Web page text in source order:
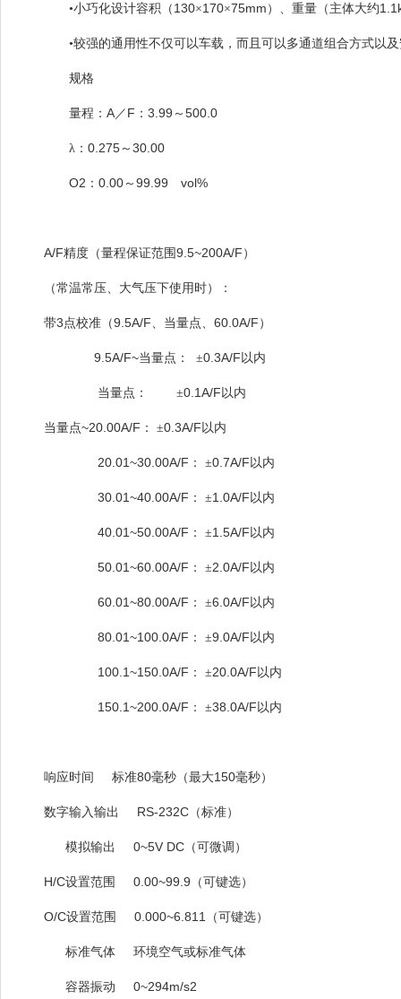
•小巧化设计容积（ 130×170×75mm ）、重量（主体大约
•较强的通用性不仅可以车载，而且可以多通道组合方式以及
规格
量程： A／ F ： 3.99 ～ 500.0
λ： 0.275 ～ 30.00
O2 ： 0.00 ～ 99.99 vol%
A/F精度（量程保证范围 9.5~200A/F ）
（常温常压、大气压下使用时）：
带3点校准（9.5A/F、当量点、 60.0A/F ）
9.5A/F~当量点： ±0.3A/F 以内
当量点： ±0.1A/F 以内
当量点~20.00A/F ： ±0.3A/F 以内
20.01~30.00A/F ： ±0.7A/F 以内
30.01~40.00A/F ： ±1.0A/F 以内
40.01~50.00A/F ： ±1.5A/F 以内
50.01~60.00A/F ： ±2.0A/F 以内
60.01~80.00A/F ： ±6.0A/F 以内
80.01~100.0A/F ： ±9.0A/F 以内
100.1~150.0A/F ： ±20.0A/F 以内
150.1~200.0A/F ： ±38.0A/F 以内
响应时间 标准80毫秒（最大150毫秒）
数字输入输出 RS-232C （标准）
模拟输出 0~5V DC （可微调）
H/C设置范围 0.00~99.9 （可键选）
O/C设置范围 0.000~6.811 （可键选）
标准气体 环境空气或标准气体
容器振动 0~294m/s2